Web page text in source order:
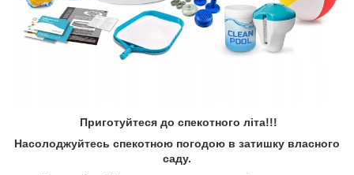
Приготуйтеся до спекотного літа!!!
Насолоджуйтесь спекотною погодою в затишку власного
саду.